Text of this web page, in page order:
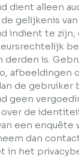
dient alleen
gelijkenis
indient te zijn,
derden is.
afbeeldingen
de gebruiker
geen
de
een enquête
dan
in het